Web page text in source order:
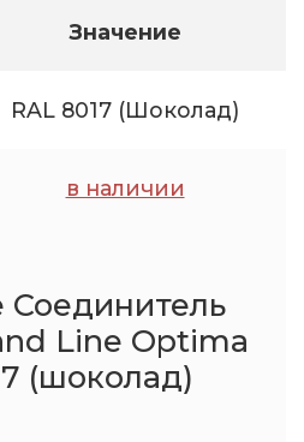
Значение
RAL 8017 (Шоколад)
в наличии
Соединитель
Line Optima
(шоколад)